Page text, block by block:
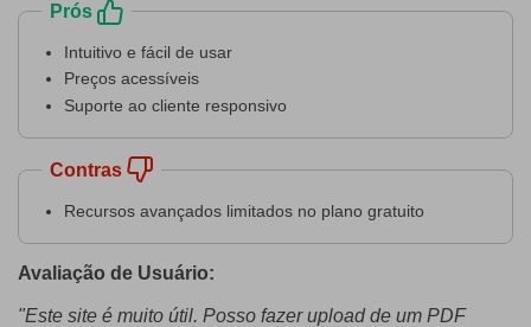
Prós
Intuitivo e fácil de usar
Preços acessíveis
Suporte ao cliente responsivo
Contras
Recursos avançados limitados no plano gratuito
Avaliação de Usuário:
"Este site é muito útil. Posso fazer upload de um PDF